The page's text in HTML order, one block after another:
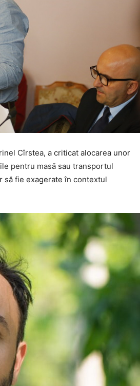
Cîrstea, a criticat alocarea unor
pentru masă sau transportul
să fie exagerate în contextul